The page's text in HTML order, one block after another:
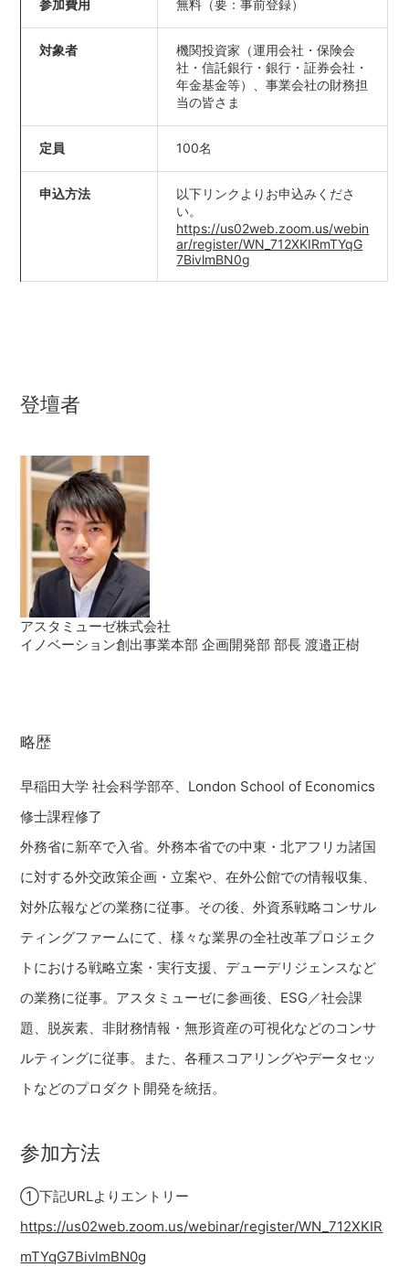
参加費用 無料（要：事前登録）
対象者
機関投資家（運用会社・保険会
社・信託銀行・銀行・証券会社・
年金基金等）、事業会社の財務担
当の皆さま
定員 100名
申込方法
以下リンクよりお申込みくださ
い。
https://us02web.zoom.us/webin
ar/register/WN_712XKIRmTYqG
7BivlmBN0g
登壇者
アスタミューゼ株式会社
イノベーション創出事業本部 企画開発部 部長 渡邉正樹
略歴
早稲田大学 社会科学部卒、London School of Economics
修士課程修了
外務省に新卒で入省。外務本省での中東・北アフリカ諸国
に対する外交政策企画・立案や、在外公館での情報収集、
対外広報などの業務に従事。その後、外資系戦略コンサル
ティングファームにて、様々な業界の全社改革プロジェク
トにおける戦略立案・実行支援、デューデリジェンスなど
の業務に従事。アスタミューゼに参画後、ESG／社会課
題、脱炭素、非財務情報・無形資産の可視化などのコンサ
ルティングに従事。また、各種スコアリングやデータセッ
トなどのプロダクト開発を統括。
参加方法
①下記URLよりエントリー
https://us02web.zoom.us/webinar/register/WN_712XKIR
mTYqG7BivlmBN0g